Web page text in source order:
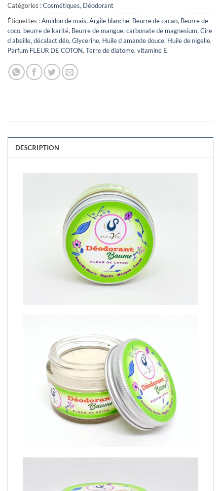
Catégories :Cosmétiques, Déodorant
Étiquettes :Amidon de mais, Argile blanche, Beurre de cacao, Beurre de
coco, beurre de karité, Beurre de mangue, carbonate de magnesium, Cire
d abeille, décalact déo, Glycerine, Huile d amande douce, Huile de nigelle,
Parfum FLEUR DE COTON, Terre de diatome, vitamine E
DESCRIPTION